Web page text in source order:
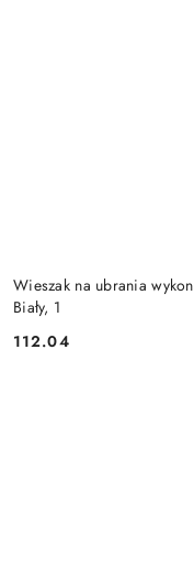
Wieszak na ubrania
Biały, 1
Cena:
112.04